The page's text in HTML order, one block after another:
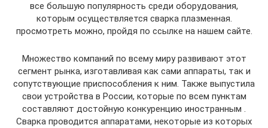
все большую популярность среди оборудования,
которым осуществляется сварка плазменная.
просмотреть можно, пройдя по ссылке на нашем сайте.
Множество компаний по всему миру развивают этот
сегмент рынка, изготавливая как сами аппараты, так и
сопутствующие приспособления к ним. Также выпустила
свои устройства в России, которые по всем пунктам
составляют достойную конкуренцию иностранным .
Сварка проводится аппаратами, некоторые из которых